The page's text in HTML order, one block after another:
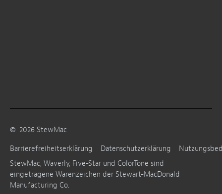
© 2026 StewMac
Barrierefreiheitserklärung
Datenschutzerklärung
StewMac, Waverly, Five-Star und ColorTone sind
eingetragene Warenzeichen der Stewart-MacDonald
Manufacturing Co.